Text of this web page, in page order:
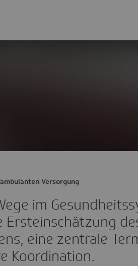
im
Ersteinschätzung
eine zentrale
Koordination.
Versorgung